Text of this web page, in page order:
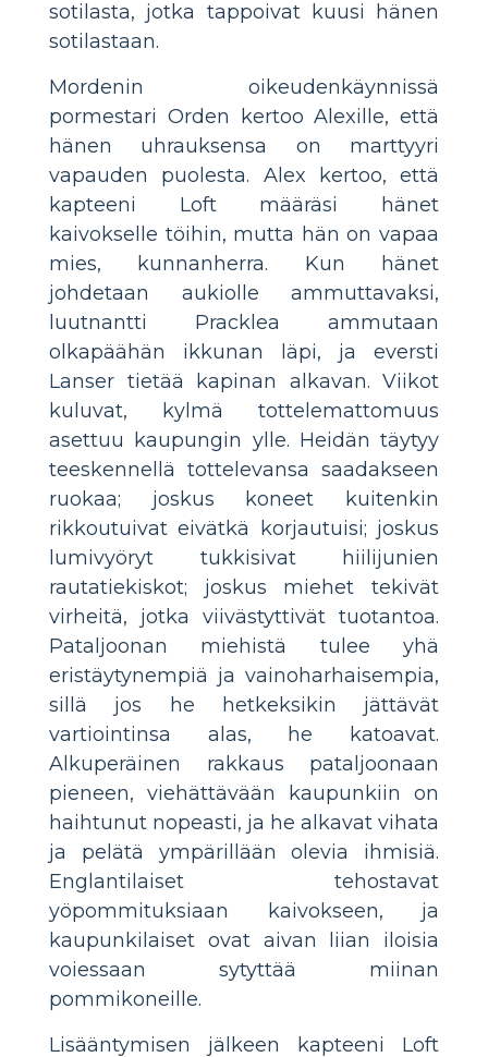
sotilasta, jotka tappoivat kuusi hänen
sotilastaan.
Mordenin oikeudenkäynnissä
pormestari Orden kertoo Alexille, että
hänen uhrauksensa on marttyyri
vapauden puolesta. Alex kertoo, että
kapteeni Loft määräsi hänet
kaivokselle töihin, mutta hän on vapaa
mies, kunnanherra. Kun hänet
johdetaan aukiolle ammuttavaksi,
luutnantti Pracklea ammutaan
olkapäähän ikkunan läpi, ja eversti
Lanser tietää kapinan alkavan. Viikot
kuluvat, kylmä tottelemattomuus
asettuu kaupungin ylle. Heidän täytyy
teeskennellä tottelevansa saadakseen
ruokaa; joskus koneet kuitenkin
rikkoutuivat eivätkä korjautuisi; joskus
lumivyöryt tukkisivat hiilijunien
rautatiekiskot; joskus miehet tekivät
virheitä, jotka viivästyttivät tuotantoa.
Pataljoonan miehistä tulee yhä
eristäytynempiä ja vainoharhaisempia,
sillä jos he hetkeksikin jättävät
vartiointinsa alas, he katoavat.
Alkuperäinen rakkaus pataljoonaan
pieneen, viehättävään kaupunkiin on
haihtunut nopeasti, ja he alkavat vihata
ja pelätä ympärillään olevia ihmisiä.
Englantilaiset tehostavat
yöpommituksiaan kaivokseen, ja
kaupunkilaiset ovat aivan liian iloisia
voiessaan sytyttää miinan
pommikoneille.
Lisääntymisen jälkeen kapteeni Loft